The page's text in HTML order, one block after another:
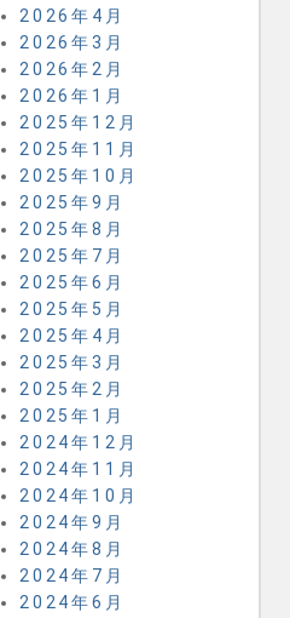
2026年4月
2026年3月
2026年2月
2026年1月
2025年12月
2025年11月
2025年10月
2025年9月
2025年8月
2025年7月
2025年6月
2025年5月
2025年4月
2025年3月
2025年2月
2025年1月
2024年12月
2024年11月
2024年10月
2024年9月
2024年8月
2024年7月
2024年6月